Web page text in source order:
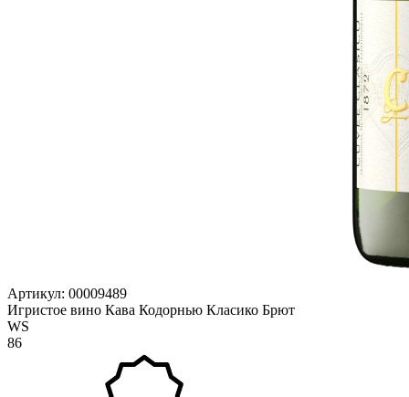
Артикул: 00009489
Игристое вино Кава Кодорнью Класико Брют
WS
86